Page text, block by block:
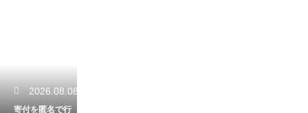
2026.08.08
寄付を匿名で行